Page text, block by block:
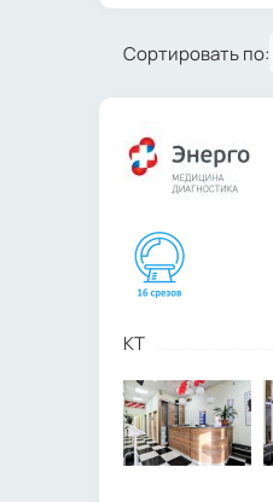
Сортировать по:
КТ